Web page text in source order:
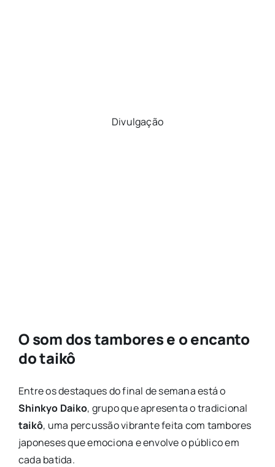
Divulgação
O som dos tambores e o encanto
do taikô
Entre os destaques do final de semana está o
Shinkyo Daiko, grupo que apresenta o tradicional
taikô, uma percussão vibrante feita com tambores
japoneses que emociona e envolve o público em
cada batida.